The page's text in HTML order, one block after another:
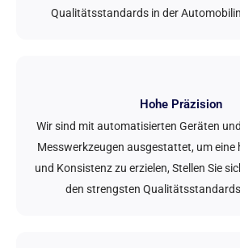
Qualitätsstandards in der
Hohe Präzision
Wir sind mit automatisierten Geräten
Messwerkzeugen ausgestattet, um eine
und Konsistenz zu erzielen, Stellen Sie
den strengsten